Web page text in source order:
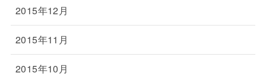
2015年12月
2015年11月
2015年10月